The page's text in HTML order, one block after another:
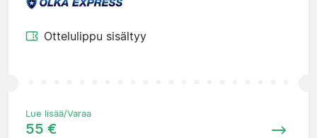
Ottelulippu sisältyy
Lue lisää/Varaa
55 €